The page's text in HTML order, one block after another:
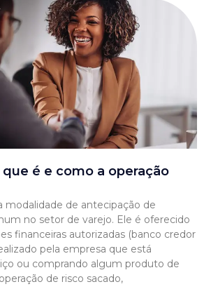
que é e como a operação
modalidade de antecipação de
no setor de varejo. Ele é oferecido
financeiras autorizadas (banco credor
pela empresa que está
ou comprando algum produto de
de risco sacado,